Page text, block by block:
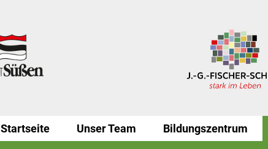
Startseite Unser Team Bildungszentrum